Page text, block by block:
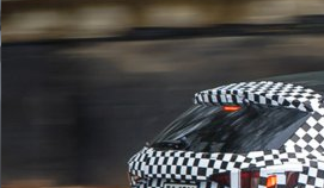
จำหน่ายรถยนต์เอ็มจีในประเทศไทย จะเป็นผู้
ขายเป็นรุ่นแรกในไทยอย่างเป็นทางการ ล่าสุ
NEW MG3 HYBRID+ ที่พัฒนาโดย SAIC
ประหยัดยิ่งขึ้น ALL NEW MG3 HYBRID+
ออสเตรเลีย นิวซีแลนด์ อินเดีย และฟิลิปปินส์
กลุ่ม B-Segment ที่มาพร้อมระบบไฮบริดให
| 752 days ago
MG3 รถไฮบริดเจนใหม่ วิ่งทดสอ
บาท
หลายคนน่าจะเห็นรถลายพรางที่ขับขี่ทดสอบ
ไฮบริดรุ่นใหม่อย่าง MG3 ซึ่งเป็นรถตระกูล
ใหม่ โดยบริษัท เอสเอไอซี มอเตอร์ - ซีพี จ
จำหน่ายรถยนต์เอ็มจีในประเทศไทย และกำ